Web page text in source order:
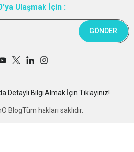
Ulaşmak İçin :
GÖNDER
Detaylı Bilgi Almak İçin Tıklayınız!
BlogTüm hakları saklıdır.